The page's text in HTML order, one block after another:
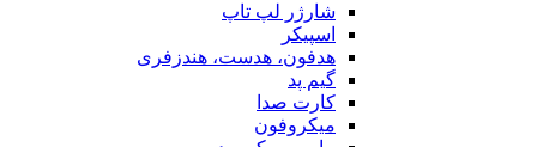
شارژر لپ تاپ
اسپیکر
هدفون، هدست، هندزفری
گیم پد
کارت صدا
میکروفون